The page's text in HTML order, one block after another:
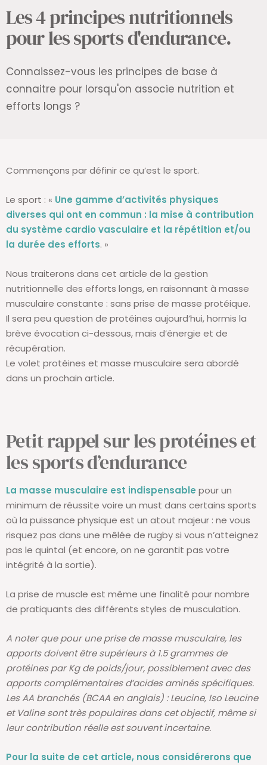
Les 4 principes nutritionnels
pour les sports d'endurance.
Connaissez-vous les principes de base à
connaitre pour lorsqu'on associe nutrition et
efforts longs ?
Commençons par définir ce qu’est le sport.
Le sport : « Une gamme d’activités physiques
diverses qui ont en commun : la mise à contribution
du système cardio vasculaire et la répétition et/ou
la durée des efforts. »
Nous traiterons dans cet article de la gestion
nutritionnelle des efforts longs, en raisonnant à masse
musculaire constante : sans prise de masse protéique.
Il sera peu question de protéines aujourd’hui, hormis la
brève évocation ci-dessous, mais d’énergie et de
récupération.
Le volet protéines et masse musculaire sera abordé
dans un prochain article.
Petit rappel sur les protéines et
les sports d’endurance
La masse musculaire est indispensable pour un
minimum de réussite voire un must dans certains sports
où la puissance physique est un atout majeur : ne vous
risquez pas dans une mêlée de rugby si vous n’atteignez
pas le quintal (et encore, on ne garantit pas votre
intégrité à la sortie).
La prise de muscle est même une finalité pour nombre
de pratiquants des différents styles de musculation.
A noter que pour une prise de masse musculaire, les
apports doivent être supérieurs à 1.5 grammes de
protéines par Kg de poids/jour, possiblement avec des
apports complémentaires d’acides aminés spécifiques.
Les AA branchés (BCAA en anglais) : Leucine, Iso Leucine
et Valine sont très populaires dans cet objectif, même si
leur contribution réelle est souvent incertaine.
Pour la suite de cet article, nous considérerons que